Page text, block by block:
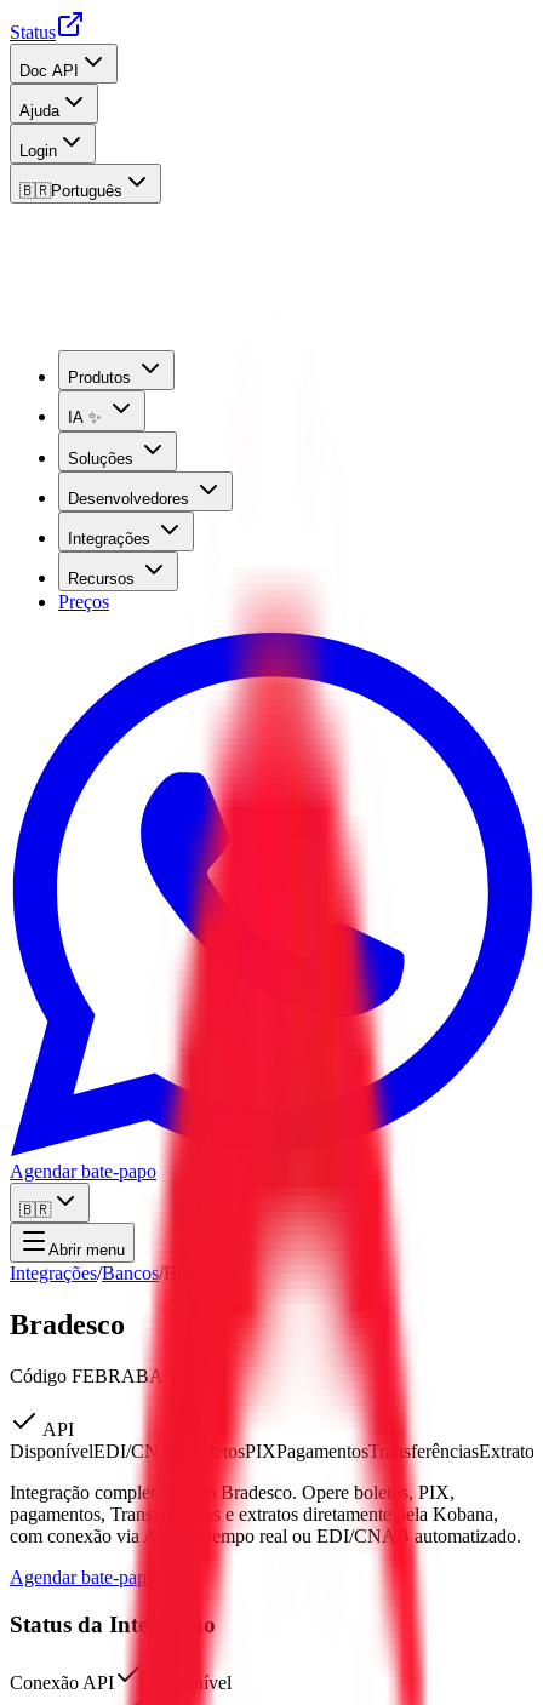
Status
Doc API
Ajuda
Login
🇧🇷Português
Produtos
IA ✨
Soluções
Desenvolvedores
Integrações
Recursos
Preços
Agendar bate-papo
🇧🇷
Abrir menu
Integrações/Bancos/Bradesco
Bradesco
Código FEBRABAN: 237
API
DisponívelEDI/CNAB BoletosPIXPagamentosTransferênciasExtratos
Integração completa com o Bradesco. Opere boletos, PIX,
pagamentos, Transferências e extratos diretamente pela Kobana,
com conexão via API em tempo real ou EDI/CNAB automatizado.
Agendar bate-papo
Status da Integração
Conexão API
Disponível